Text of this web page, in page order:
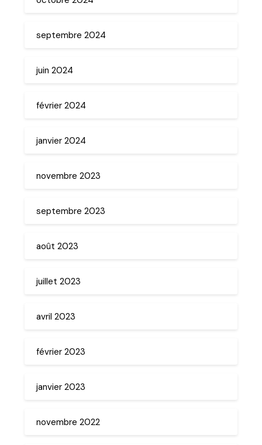
septembre 2024
juin 2024
février 2024
janvier 2024
novembre 2023
septembre 2023
août 2023
juillet 2023
avril 2023
février 2023
janvier 2023
novembre 2022